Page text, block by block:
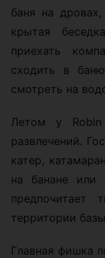
баня на
крытая
приехать
сходить в
смотреть на
Летом у Robin
развлечений.
катер,
на банане или
территории
Главная фишка